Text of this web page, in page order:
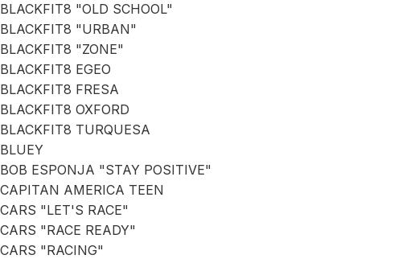
BLACKFIT8 "OLD SCHOOL"
BLACKFIT8 "URBAN"
BLACKFIT8 "ZONE"
BLACKFIT8 EGEO
BLACKFIT8 FRESA
BLACKFIT8 OXFORD
BLACKFIT8 TURQUESA
BLUEY
BOB ESPONJA "STAY POSITIVE"
CAPITAN AMERICA TEEN
CARS "LET'S RACE"
CARS "RACE READY"
CARS "RACING"